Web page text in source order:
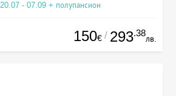
- 07.09 + полупансион
150€ / 293.38
лв.